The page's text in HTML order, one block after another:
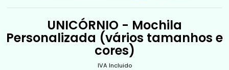
UNICÓRNIO - Mochila
Personalizada (vários tamanhos e
cores)
IVA Incluido